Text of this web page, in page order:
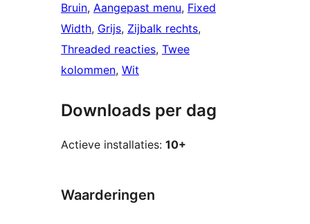
Bruin, Aangepast menu, Fixed
Width, Grijs, Zijbalk rechts
Threaded reacties, Twee
kolommen, Wit
Downloads per dag
Actieve installaties: 10+
Waarderingen